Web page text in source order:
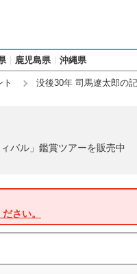
鹿児島県 沖縄県
ト 没後30年 司馬遼太郎の
バル」鑑賞ツアーを販売中
さい。